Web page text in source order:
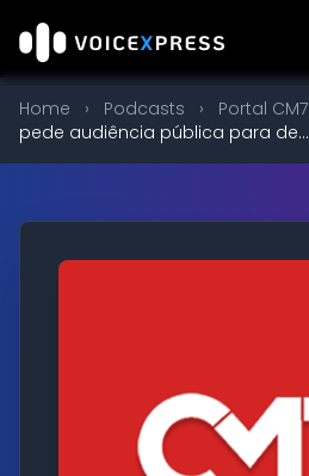
Home › Podcasts › Portal CM7
pede audiência pública para de...